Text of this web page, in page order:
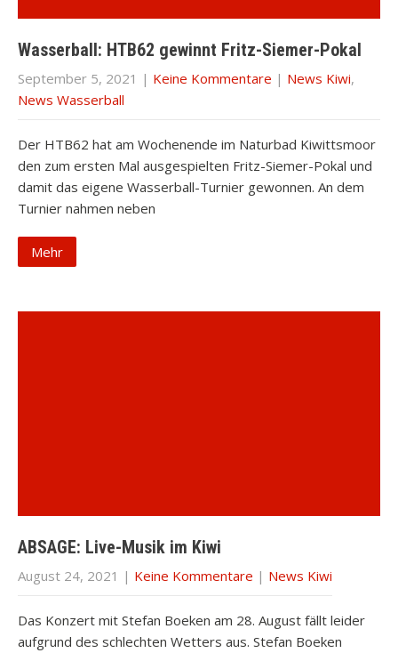
Wasserball: HTB62 gewinnt Fritz-Siemer-Pokal
September 5, 2021 | Keine Kommentare | News Kiwi,
News Wasserball
Der HTB62 hat am Wochenende im Naturbad Kiwittsmoor
den zum ersten Mal ausgespielten Fritz-Siemer-Pokal und
damit das eigene Wasserball-Turnier gewonnen. An dem
Turnier nahmen neben
Mehr
ABSAGE: Live-Musik im Kiwi
August 24, 2021 | Keine Kommentare | News Kiwi
Das Konzert mit Stefan Boeken am 28. August fällt leider
aufgrund des schlechten Wetters aus. Stefan Boeken